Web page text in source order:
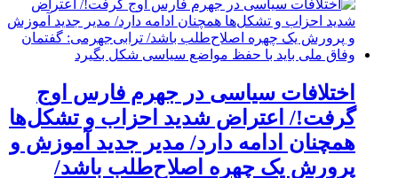
اختلافات سیاسی در جهرم فارس اوج
گرفت!/ اعتراض شدید احزاب و تشکل‌ها
همچنان ادامه دارد/ مدیر جدید آموزش و
پرورش یک چهره اصلاح‌طلب باشد/